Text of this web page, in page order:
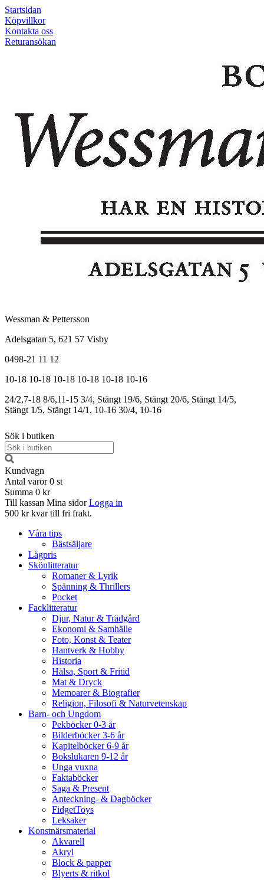
Startsidan
Köpvillkor
Kontakta oss
Returansökan
Wessman & Pettersson
Adelsgatan 5, 621 57 Visby
0498-21 11 12
10-18 10-18 10-18 10-18 10-18 10-16
24/2,7-18 8/6,11-15 3/4, Stängt 19/6, Stängt 20/6, Stängt 14/5,
Stängt 1/5, Stängt 14/1, 10-16 30/4, 10-16
Sök i butiken
Kundvagn
Antal varor 0 st
Summa 0 kr
Till kassan Mina sidor Logga in
500 kr kvar till fri frakt.
Våra tips
Bästsäljare
Lågpris
Skönlitteratur
Romaner & Lyrik
Spänning & Thrillers
Pocket
Facklitteratur
Djur, Natur & Trädgård
Ekonomi & Samhälle
Foto, Konst & Teater
Hantverk & Hobby
Historia
Hälsa, Sport & Fritid
Mat & Dryck
Memoarer & Biografier
Religion, Filosofi & Naturvetenskap
Barn- och Ungdom
Pekböcker 0-3 år
Bilderböcker 3-6 år
Kapitelböcker 6-9 år
Bokslukaren 9-12 år
Unga vuxna
Faktaböcker
Saga & Present
Anteckning- & Dagböcker
FidgetToys
Leksaker
Konstnärsmaterial
Akvarell
Akryl
Block & papper
Blyerts & ritkol